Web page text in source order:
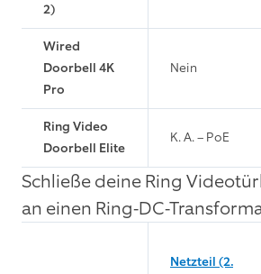
2)
Wired
Doorbell 4K
Pro
Nein
Ring Video
Doorbell Elite
K. A. – PoE
Schließe deine Ring
an einen Ring-DC-
Netzteil (2.